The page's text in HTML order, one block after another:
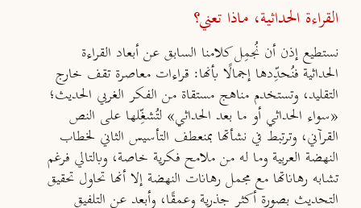
القراءة الحداثية، ماذا تعني؟
نستطيع إذن أن نُجمِل كلامنا السابق عن أبعاد القراءة
الحداثية فنُحدِّدها إجمالًا بأنها: قراءات معاصرة تقف خارج
التقليد، وتستخدم مناهج مستقاة من الفكر الغربي الحديث؛
«سواء الحداثي أو ما بعد الحداثي» لتُشغِّلها على النص
القرآني، وترتبط في نشأتها بمنعطف التأسيس الثاني لخطاب
النهضة العربية وما له من ملامح فكرية خاصة، وبالتالي فرغم
تشابه رهاناتها مع مجمل رهانات النهضة إلا أنها تحاول تحقيق
التحديث بصورة أكثر جذرية وعمقًا، وأبعد عن التلفيق